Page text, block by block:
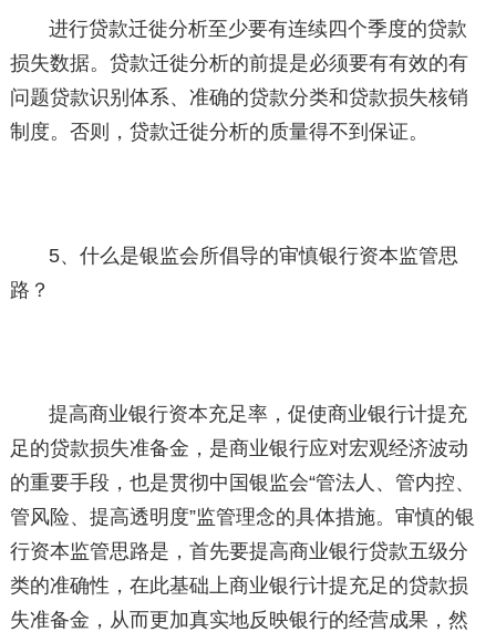
进行贷款迁徙分析至少要有连续四个季度的贷款
损失数据。贷款迁徙分析的前提是必须要有有效的有
问题贷款识别体系、准确的贷款分类和贷款损失核销
制度。否则，贷款迁徙分析的质量得不到保证。
5、什么是银监会所倡导的审慎银行资本监管思
路？
提高商业银行资本充足率，促使商业银行计提充
足的贷款损失准备金，是商业银行应对宏观经济波动
的重要手段，也是贯彻中国银监会“管法人、管内控、
管风险、提高透明度”监管理念的具体措施。审慎的银
行资本监管思路是，首先要提高商业银行贷款五级分
类的准确性，在此基础上商业银行计提充足的贷款损
失准备金，从而更加真实地反映银行的经营成果，然